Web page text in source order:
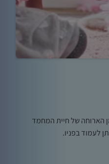
של חיית המחמד
בפניו.